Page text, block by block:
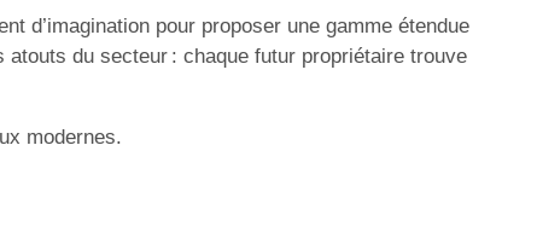
d’imagination pour proposer une gamme étendue
du secteur : chaque futur propriétaire trouve
modernes.